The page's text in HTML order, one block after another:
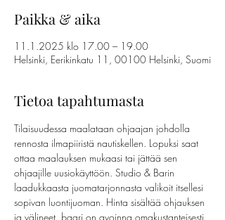
Paikka & aika
11.1.2025 klo 17.00 – 19.00
Helsinki, Eerikinkatu 11, 00100 Helsinki, Suomi
Tietoa tapahtumasta
Tilaisuudessa maalataan ohjaajan johdolla
rennosta ilmapiiristä nautiskellen. Lopuksi saat
ottaa maalauksen mukaasi tai jättää sen
ohjaajille uusiokäyttöön. Studio & Barin
laadukkaasta juomatarjonnasta valikoit itsellesi
sopivan luontijuoman. Hinta sisältää ohjauksen
ja välineet, baari on avoinna omakustanteisesti.